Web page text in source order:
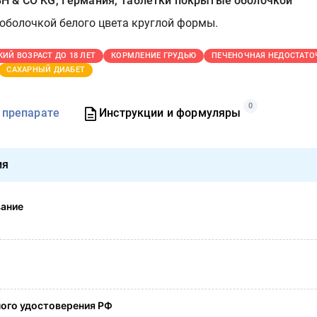
белого цвета круглой формы.
ВОЗРАСТ ДО 18 ЛЕТ КОРМЛЕНИЕ ГРУДЬЮ
ПЕЧЕНОЧНАЯ
САХАРНЫЙ ДИАБЕТ
Инструкции и формуляры
0
удостоверения РФ